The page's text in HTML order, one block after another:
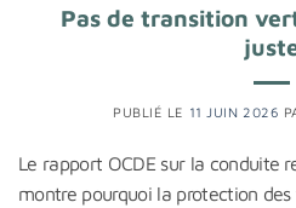
Pas de transition
PUBLIÉ LE 11 JUIN 2026
Le rapport OCDE sur la conduite
montre pourquoi la protection